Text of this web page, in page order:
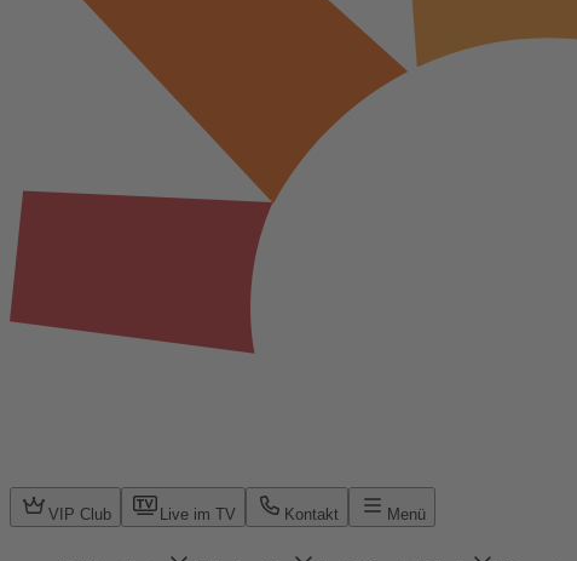
VIP Club Live im TV Kontakt Menü